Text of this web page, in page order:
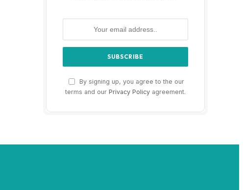
By signing up, you agree to the our
terms and our Privacy Policy agreement.